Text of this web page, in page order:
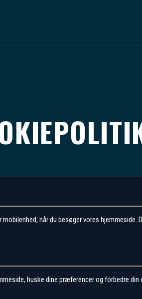
når du besøger vores hjemmeside.
huske dine præferencer og forbedre din